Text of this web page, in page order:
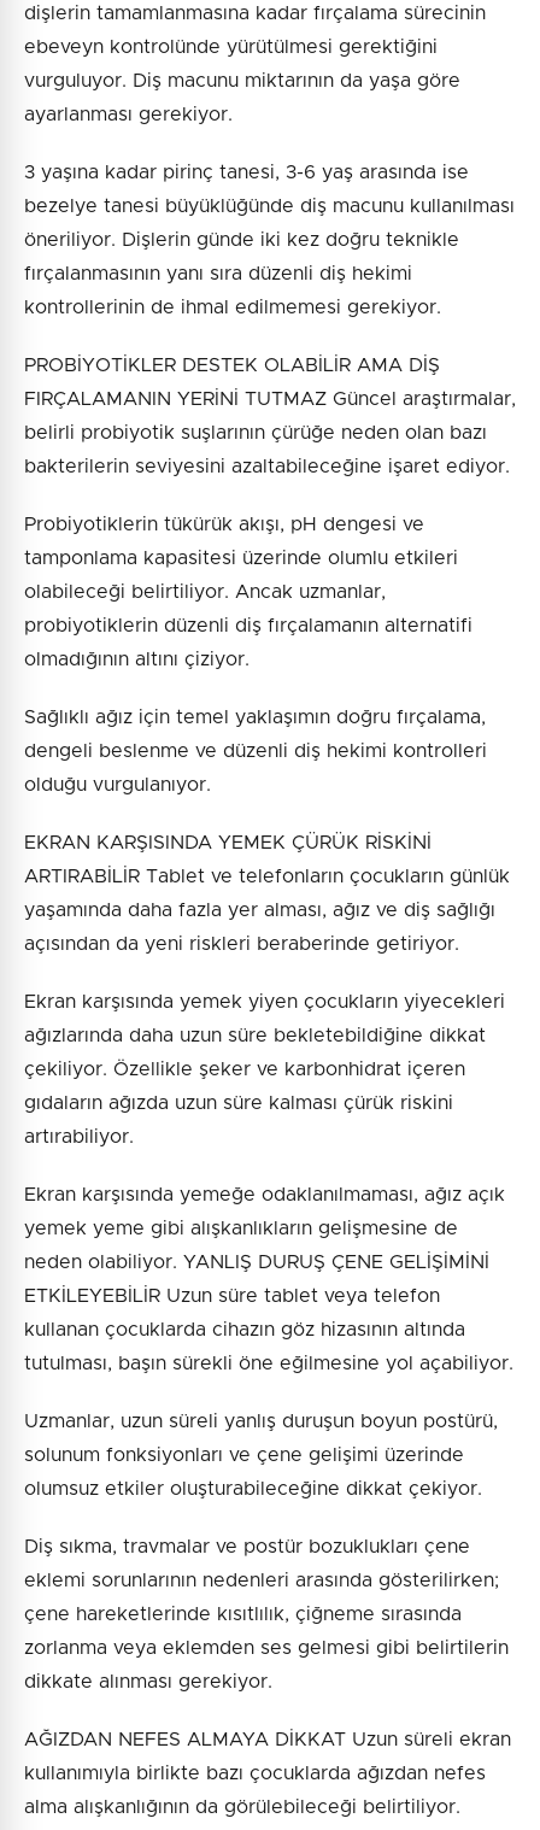
dişlerin tamamlanmasına kadar fırçalama sürecinin
ebeveyn kontrolünde yürütülmesi gerektiğini
vurguluyor. Diş macunu miktarının da yaşa göre
ayarlanması gerekiyor.
3 yaşına kadar pirinç tanesi, 3-6 yaş arasında ise
bezelye tanesi büyüklüğünde diş macunu kullanılması
öneriliyor. Dişlerin günde iki kez doğru teknikle
fırçalanmasının yanı sıra düzenli diş hekimi
kontrollerinin de ihmal edilmemesi gerekiyor.
PROBİYOTİKLER DESTEK OLABİLİR AMA DİŞ
FIRÇALAMANIN YERİNİ TUTMAZ Güncel araştırmalar,
belirli probiyotik suşlarının çürüğe neden olan bazı
bakterilerin seviyesini azaltabileceğine işaret ediyor.
Probiyotiklerin tükürük akışı, pH dengesi ve
tamponlama kapasitesi üzerinde olumlu etkileri
olabileceği belirtiliyor. Ancak uzmanlar,
probiyotiklerin düzenli diş fırçalamanın alternatifi
olmadığının altını çiziyor.
Sağlıklı ağız için temel yaklaşımın doğru fırçalama,
dengeli beslenme ve düzenli diş hekimi kontrolleri
olduğu vurgulanıyor.
EKRAN KARŞISINDA YEMEK ÇÜRÜK RİSKİNİ
ARTIRABİLİR Tablet ve telefonların çocukların günlük
yaşamında daha fazla yer alması, ağız ve diş sağlığı
açısından da yeni riskleri beraberinde getiriyor.
Ekran karşısında yemek yiyen çocukların yiyecekleri
ağızlarında daha uzun süre bekletebildiğine dikkat
çekiliyor. Özellikle şeker ve karbonhidrat içeren
gıdaların ağızda uzun süre kalması çürük riskini
artırabiliyor.
Ekran karşısında yemeğe odaklanılmaması, ağız açık
yemek yeme gibi alışkanlıkların gelişmesine de
neden olabiliyor. YANLIŞ DURUŞ ÇENE GELİŞİMİNİ
ETKİLEYEBİLİR Uzun süre tablet veya telefon
kullanan çocuklarda cihazın göz hizasının altında
tutulması, başın sürekli öne eğilmesine yol açabiliyor.
Uzmanlar, uzun süreli yanlış duruşun boyun postürü,
solunum fonksiyonları ve çene gelişimi üzerinde
olumsuz etkiler oluşturabileceğine dikkat çekiyor.
Diş sıkma, travmalar ve postür bozuklukları çene
eklemi sorunlarının nedenleri arasında gösterilirken;
çene hareketlerinde kısıtlılık, çiğneme sırasında
zorlanma veya eklemden ses gelmesi gibi belirtilerin
dikkate alınması gerekiyor.
AĞIZDAN NEFES ALMAYA DİKKAT Uzun süreli ekran
kullanımıyla birlikte bazı çocuklarda ağızdan nefes
alma alışkanlığının da görülebileceği belirtiliyor.